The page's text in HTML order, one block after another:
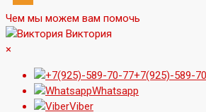
Чем мы можем вам помочь
Виктория
×
+7(925)-589-
Whatsapp
Viber